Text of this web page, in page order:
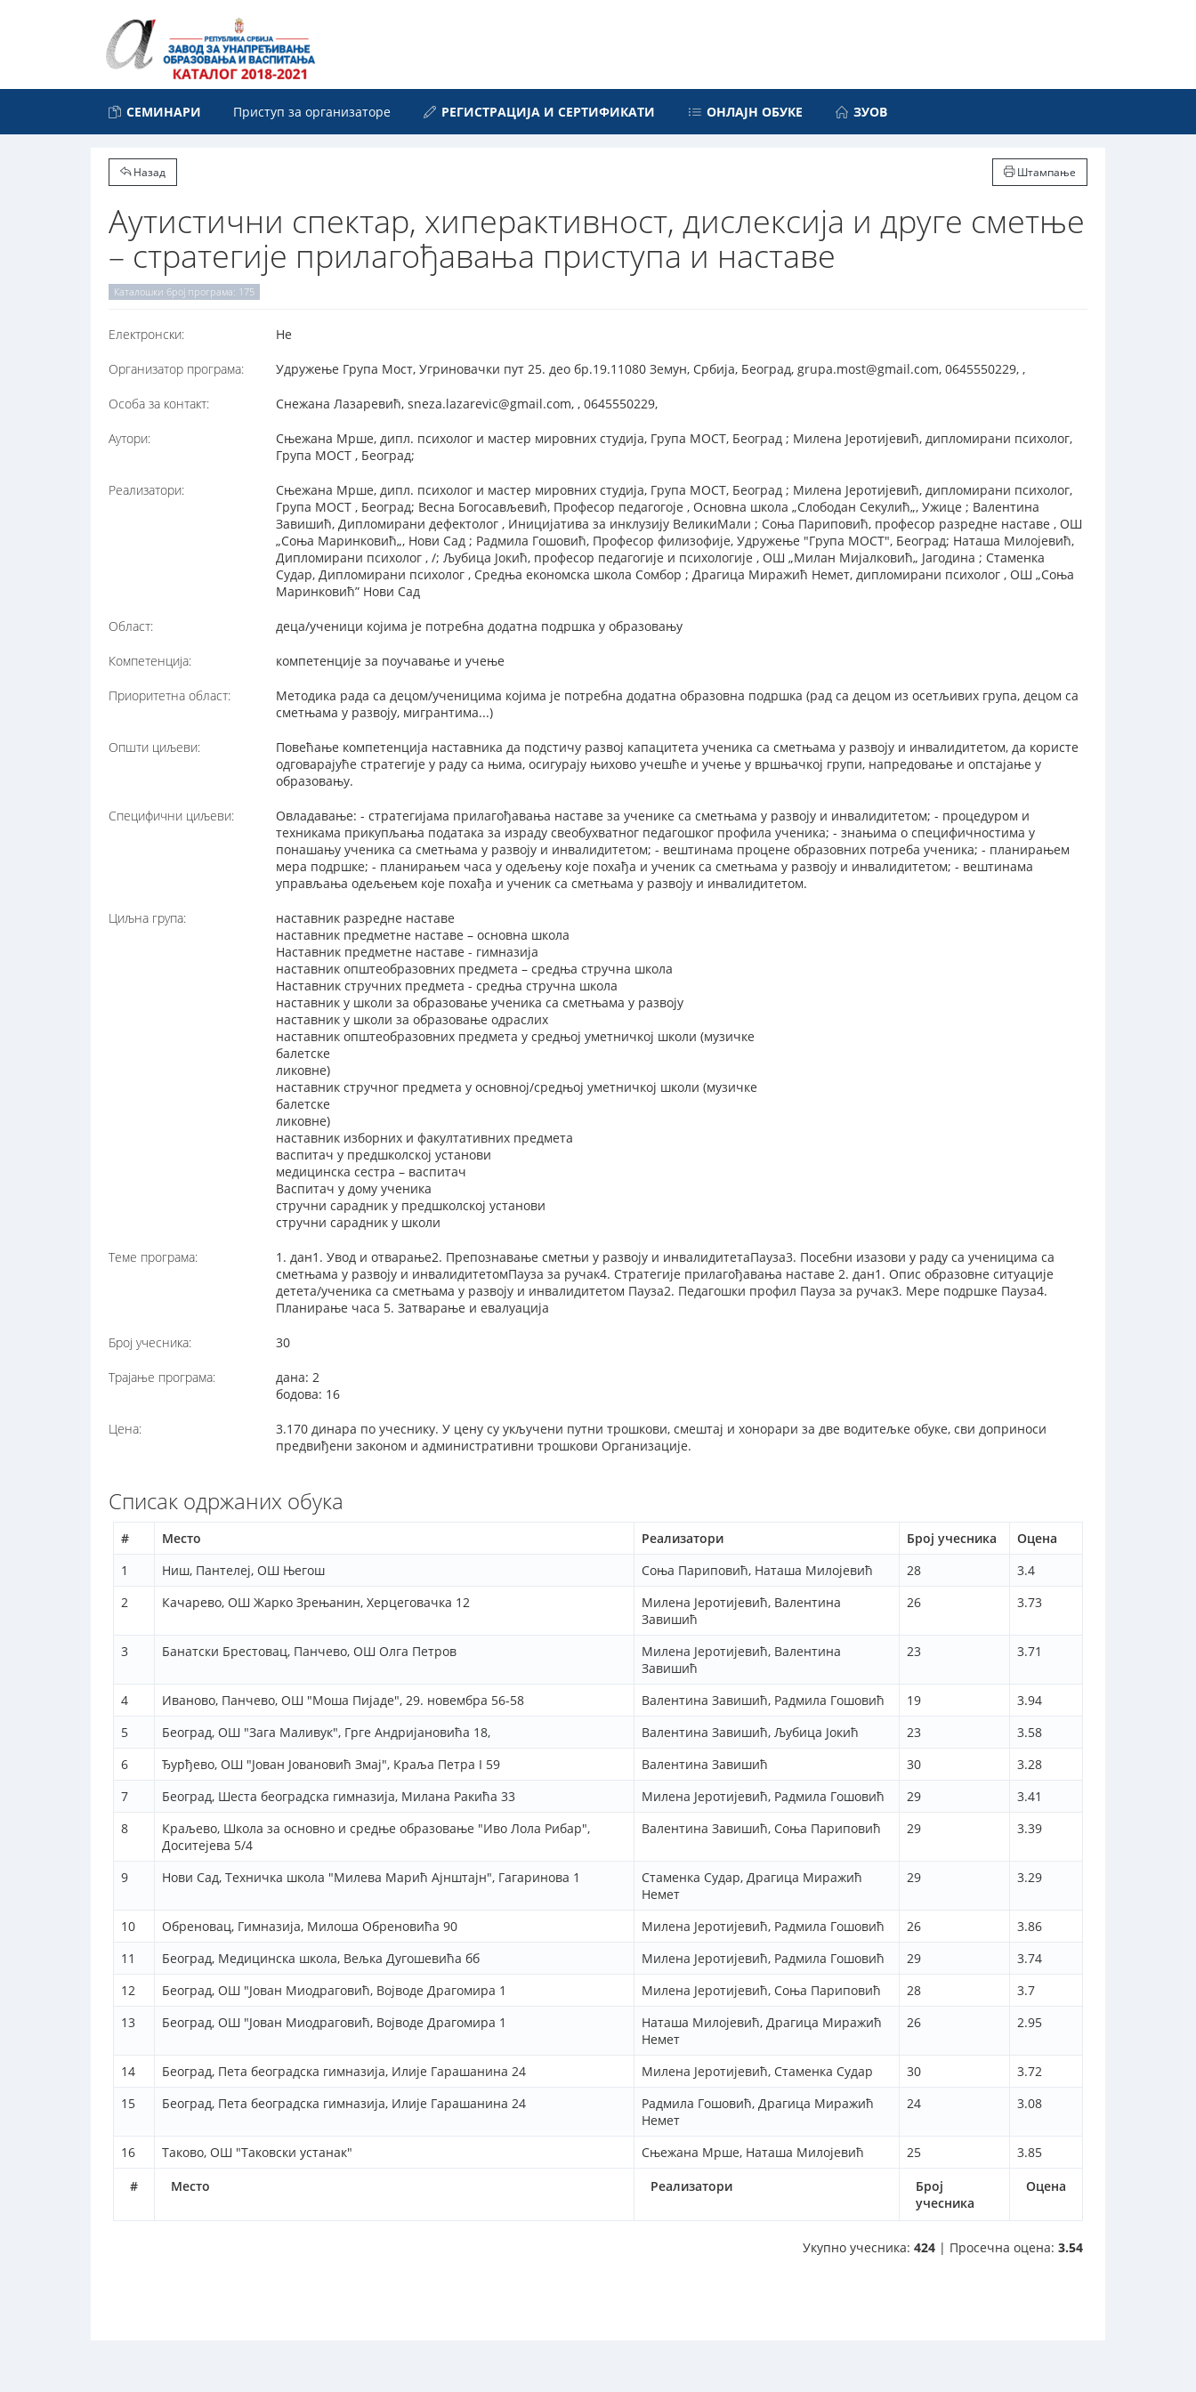
СЕМИНАРИ Приступ за организаторе РЕГИСТРАЦИЈА И СЕРТИФИКАТИ ОНЛАЈН ОБУКЕ ЗУОВ
Назад Штампање
Аутистични спектар, хиперактивност, дислексија и друге сметње
– стратегије прилагођавања приступа и наставе
Каталошки број програма: 175
Електронски: Не
Организатор програма: Удружење Група Мост, Угриновачки пут 25. део бр.19.11080 Земун, Србија, Београд, grupa.most@gmail.com, 0645550229, ,
Особа за контакт: Снежана Лазаревић, sneza.lazarevic@gmail.com, , 0645550229,
Аутори:
Сњежана Мрше, дипл. психолог и мастер мировних студија, Група МОСТ, Београд ; Милена Јеротијевић, дипломирани психолог,
Група МОСТ , Београд;
Реализатори:
Сњежана Мрше, дипл. психолог и мастер мировних студија, Група МОСТ, Београд ; Милена Јеротијевић, дипломирани психолог,
Група МОСТ , Београд; Весна Богосављевић, Професор педагогоје , Основна школа „Слободан Секулић„, Ужице ; Валентина
Завишић, Дипломирани дефектолог , Иницијатива за инклузију ВеликиМали ; Соња Париповић, професор разредне наставе , ОШ
„Соња Маринковић„, Нови Сад ; Радмила Гошовић, Професор филизофије, Удружење "Група МОСТ", Београд; Наташа Милојевић,
Дипломирани психолог , /; Љубица Јокић, професор педагогије и психологије , ОШ „Милан Мијалковић„ Јагодина ; Стаменка
Судар, Дипломирани психолог , Средња економска школа Сомбор ; Драгица Миражић Немет, дипломирани психолог , ОШ „Соња
Маринковић” Нови Сад
Област: деца/ученици којима је потребна додатна подршка у образовању
Компетенција: компетенције за поучавање и учење
Приоритетна област:
Методика рада са децом/ученицима којима је потребна додатна образовна подршка (рад са децом из осетљивих група, децом са
сметњама у развоју, мигрантима...)
Општи циљеви:
Повећање компетенција наставника да подстичу развој капацитета ученика са сметњама у развоју и инвалидитетом, да користе
одговарајуће стратегије у раду са њима, осигурају њихово учешће и учење у вршњачкој групи, напредовање и опстајање у
образовању.
Специфични циљеви:
Овладавање: - стратегијама прилагођавања наставе за ученике са сметњама у развоју и инвалидитетом; - процедуром и
техникама прикупљања података за израду свеобухватног педагошког профила ученика; - знањима о специфичностима у
понашању ученика са сметњама у развоју и инвалидитетом; - вештинама процене образовних потреба ученика; - планирањем
мера подршке; - планирањем часа у одељењу које похађа и ученик са сметњама у развоју и инвалидитетом; - вештинама
управљања одељењем које похађа и ученик са сметњама у развоју и инвалидитетом.
Циљна група:
наставник разредне наставе
наставник предметне наставе – основна школа
Наставник предметне наставе - гимназија
наставник општеобразовних предмета – средња стручна школа
Наставник стручних предмета - средња стручна школа
наставник у школи за образовање ученика са сметњама у развоју
наставник у школи за образовање одраслих
наставник општеобразовних предмета у средњој уметничкој школи (музичке
балетске
ликовне)
наставник стручног предмета у основној/средњој уметничкој школи (музичке
балетске
ликовне)
наставник изборних и факултативних предмета
васпитач у предшколској установи
медицинска сестра – васпитач
Васпитач у дому ученика
стручни сарадник у предшколској установи
стручни сарадник у школи
Теме програма:
1. дан1. Увод и отварање2. Препознавање сметњи у развоју и инвалидитетаПауза3. Посебни изазови у раду са ученицима са
сметњама у развоју и инвалидитетомПауза за ручак4. Стратегије прилагођавања наставе 2. дан1. Опис образовне ситуације
детета/ученика са сметњама у развоју и инвалидитетом Пауза2. Педагошки профил Пауза за ручак3. Мере подршке Пауза4.
Планирање часа 5. Затварање и евалуација
Број учесника: 30
Трајање програма:
дана: 2
бодова: 16
Цена:
3.170 динара по учеснику. У цену су укључени путни трошкови, смештај и хонорари за две водитељке обуке, сви доприноси
предвиђени законом и административни трошкови Организације.
Списак одржаних обука
# Место Реализатори Број учесника Оцена
# Место Реализатори
Број
учесника
Оцена
1 Ниш, Пантелеј, ОШ Његош Соња Париповић, Наташа Милојевић 28
3.4
2
Качарево, ОШ Жарко Зрењанин, Херцеговачка 12
Милена Јеротијевић, Валентина
Завишић
26 3.73
3 Банатски Брестовац, Панчево, ОШ Олга Петров
Милена Јеротијевић, Валентина
Завишић
23 3.71
4 Иваново, Панчево, ОШ "Моша Пијаде", 29. новембра 56-58 Валентина Завишић, Радмила Гошовић 19
3.94
5
Београд, ОШ "Зага Маливук", Грге Андријановића 18, Валентина Завишић, Љубица Јокић 23
3.58
6
Ђурђево, ОШ "Јован Јовановић Змај", Краља Петра I 59 Валентина Завишић 30
3.28
7
Београд, Шеста београдска гимназија, Милана Ракића 33 Милена Јеротијевић, Радмила Гошовић 29
3.41
8
Краљево, Школа за основно и средње образовање "Иво Лола Рибар",
Доситејева 5/4
Валентина Завишић, Соња Париповић 29 3.39
9 Нови Сад, Техничка школа "Милева Марић Ајнштајн", Гагаринова 1
Стаменка Судар, Драгица Миражић
Немет
29 3.29
10 Обреновац, Гимназија, Милоша Обреновића 90 Милена Јеротијевић, Радмила Гошовић 26
3.86
11
Београд, Медицинска школа, Вељка Дугошевића бб Милена Јеротијевић, Радмила Гошовић 29
3.74
12
Београд, ОШ "Јован Миодраговић, Војводе Драгомира 1 Милена Јеротијевић, Соња Париповић 28
3.7
13
Београд, ОШ "Јован Миодраговић, Војводе Драгомира 1
Наташа Милојевић, Драгица Миражић
Немет
26 2.95
14 Београд, Пета београдска гимназија, Илије Гарашанина 24 Милена Јеротијевић, Стаменка Судар 30
3.72
15
Београд, Пета београдска гимназија, Илије Гарашанина 24
Радмила Гошовић, Драгица Миражић
Немет
24 3.08
16 Таково, ОШ "Таковски устанак" Сњежана Мрше, Наташа Милојевић 25 3.85
Укупно учесника: 424 | Просечна оцена: 3.54